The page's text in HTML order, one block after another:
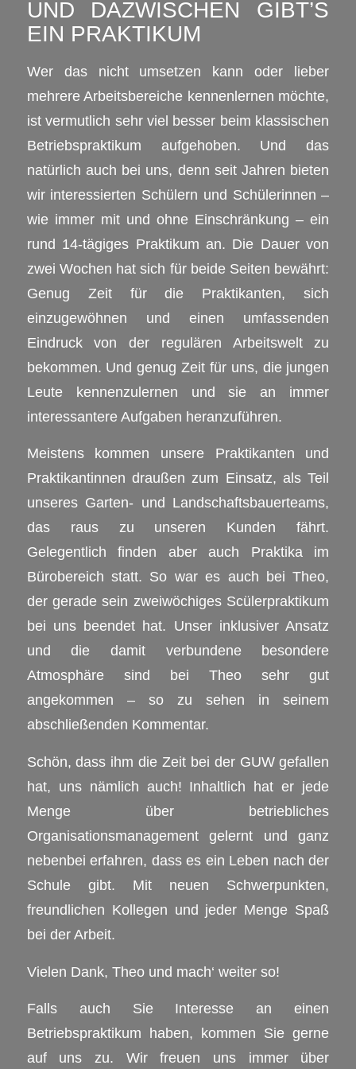
UND DAZWISCHEN GIBT’S
EIN PRAKTIKUM
Wer das nicht umsetzen kann oder lieber
mehrere Arbeitsbereiche kennenlernen möchte,
ist vermutlich sehr viel besser beim klassischen
Betriebspraktikum aufgehoben. Und das
natürlich auch bei uns, denn seit Jahren bieten
wir interessierten Schülern und Schülerinnen –
wie immer mit und ohne Einschränkung – ein
rund 14-tägiges Praktikum an. Die Dauer von
zwei Wochen hat sich für beide Seiten bewährt:
Genug Zeit für die Praktikanten, sich
einzugewöhnen und einen umfassenden
Eindruck von der regulären Arbeitswelt zu
bekommen. Und genug Zeit für uns, die jungen
Leute kennenzulernen und sie an immer
interessantere Aufgaben heranzuführen.
Meistens kommen unsere Praktikanten und
Praktikantinnen draußen zum Einsatz, als Teil
unseres Garten- und Landschaftsbauerteams,
das raus zu unseren Kunden fährt.
Gelegentlich finden aber auch Praktika im
Bürobereich statt. So war es auch bei Theo,
der gerade sein zweiwöchiges Scülerpraktikum
bei uns beendet hat. Unser inklusiver Ansatz
und die damit verbundene besondere
Atmosphäre sind bei Theo sehr gut
angekommen – so zu sehen in seinem
abschließenden Kommentar.
Schön, dass ihm die Zeit bei der GUW gefallen
hat, uns nämlich auch! Inhaltlich hat er jede
Menge über betriebliches
Organisationsmanagement gelernt und ganz
nebenbei erfahren, dass es ein Leben nach der
Schule gibt. Mit neuen Schwerpunkten,
freundlichen Kollegen und jeder Menge Spaß
bei der Arbeit.
Vielen Dank, Theo und mach‘ weiter so!
Falls auch Sie Interesse an einen
Betriebspraktikum haben, kommen Sie gerne
auf uns zu. Wir freuen uns immer über